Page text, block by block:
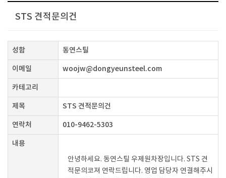
STS 견적문의건
성함 동연스틸
이메일 woojw@dongyeunsteel.com
카테고리
제목 STS 견적문의건
연락처 010-9462-5303
내용
안녕하세요. 동연스틸 우제원차장입니다. STS 견
적문의코져 연락드립니다. 영업 담당자 연결해주시